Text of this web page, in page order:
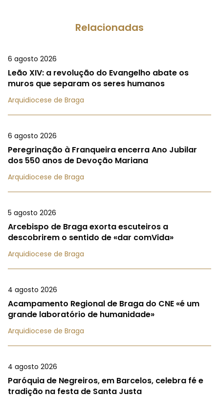
Relacionadas
6 agosto 2026
Leão XIV: a revolução do Evangelho abate os
muros que separam os seres humanos
Arquidiocese de Braga
6 agosto 2026
Peregrinação à Franqueira encerra Ano Jubilar
dos 550 anos de Devoção Mariana
Arquidiocese de Braga
5 agosto 2026
Arcebispo de Braga exorta escuteiros a
descobrirem o sentido de «dar comVida»
Arquidiocese de Braga
4 agosto 2026
Acampamento Regional de Braga do CNE «é um
grande laboratório de humanidade»
Arquidiocese de Braga
4 agosto 2026
Paróquia de Negreiros, em Barcelos, celebra fé e
tradição na festa de Santa Justa